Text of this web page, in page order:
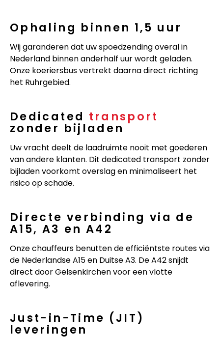
Ophaling binnen 1,5 uur
Wij garanderen dat uw spoedzending overal in
Nederland binnen anderhalf uur wordt geladen.
Onze koeriersbus vertrekt daarna direct richting
het Ruhrgebied.
Dedicated transport
zonder bijladen
Uw vracht deelt de laadruimte nooit met goederen
van andere klanten. Dit dedicated transport zonder
bijladen voorkomt overslag en minimaliseert het
risico op schade.
Directe verbinding via de
A15, A3 en A42
Onze chauffeurs benutten de efficiëntste routes via
de Nederlandse A15 en Duitse A3. De A42 snijdt
direct door Gelsenkirchen voor een vlotte
aflevering.
Just-in-Time (JIT)
leveringen